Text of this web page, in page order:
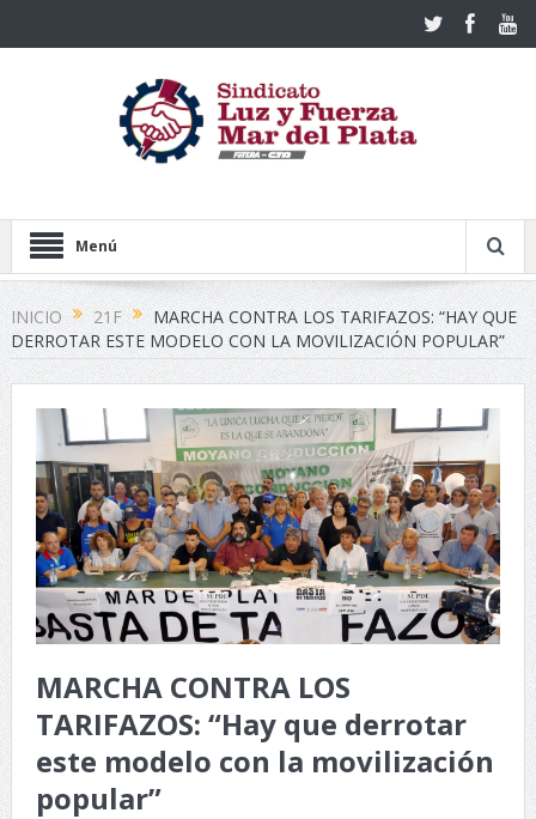
Menú
INICIO 21F
MARCHA CONTRA LOS TARIFAZOS: “HAY QUE
DERROTAR ESTE MODELO CON LA MOVILIZACIÓN POPULAR”
MARCHA CONTRA LOS
TARIFAZOS: “Hay que derrotar
este modelo con la movilización
popular”